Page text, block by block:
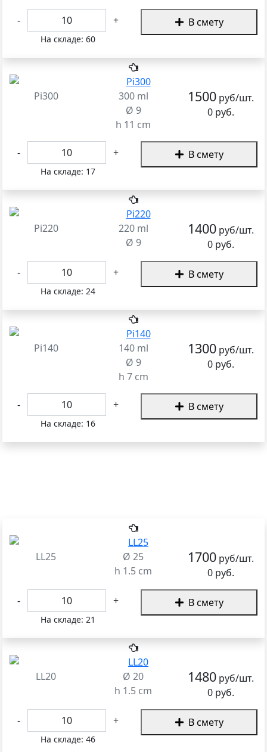
- +
На складе: 60
В смету
Pi300
300 ml
Ø 9
h 11 cm
1500 руб/шт.
0 руб.
- +
На складе: 17
В смету
Pi220
220 ml
Ø 9
1400 руб/шт.
0 руб.
- +
На складе: 24
В смету
Pi140
140 ml
Ø 9
h 7 cm
1300 руб/шт.
0 руб.
- +
На складе: 16
В смету
LL25
Ø 25
h 1.5 cm
1700 руб/шт.
0 руб.
- +
На складе: 21
В смету
LL20
Ø 20
h 1.5 cm
1480 руб/шт.
0 руб.
- +
На складе: 46
В смету